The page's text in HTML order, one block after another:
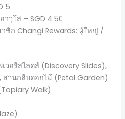
5
าวุโส – SGD 4.50
ชิก Changi Rewards: ผู้ใหญ่ /
วอรีสไลดส์ (Discovery Slides),
วนกลีบดอกไม้ (Petal Garden)
Walk)